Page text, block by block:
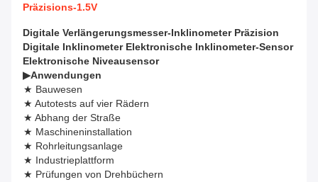
Präzisions-1.5V
Digitale Verlängerungsmesser-Inklinometer Präzision
Digitale Inklinometer Elektronische Inklinometer-Sensor
Elektronische Niveausensor
▶Anwendungen
★ Bauwesen
★ Autotests auf vier Rädern
★ Abhang der Straße
★ Maschineninstallation
★ Rohrleitungsanlage
★ Industrieplattform
★ Prüfungen von Drehbüchern